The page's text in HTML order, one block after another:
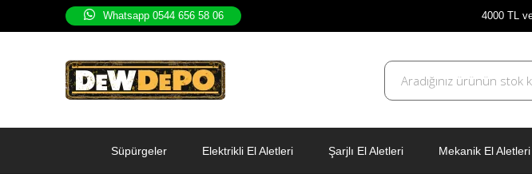
Whatsapp 0544 656 58 06 4000 TL
Süpürgeler Elektrikli El Aletleri Şarjlı El Aletleri Mekanik El Aletleri